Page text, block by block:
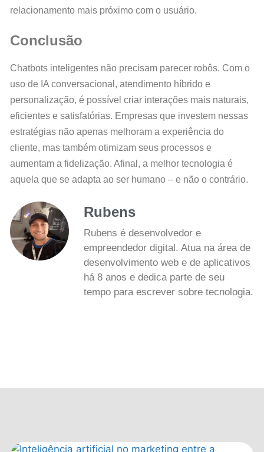
relacionamento mais próximo com o usuário.
Conclusão
Chatbots inteligentes não precisam parecer robôs. Com o
uso de IA conversacional, atendimento híbrido e
personalização, é possível criar interações mais naturais,
eficientes e satisfatórias. Empresas que investem nessas
estratégias não apenas melhoram a experiência do
cliente, mas também otimizam seus processos e
aumentam a fidelização. Afinal, a melhor tecnologia é
aquela que se adapta ao ser humano – e não o contrário.
Rubens
Rubens é desenvolvedor e
empreendedor digital. Atua na área de
desenvolvimento web e de aplicativos
há 8 anos e dedica parte de seu
tempo para escrever sobre tecnologia.